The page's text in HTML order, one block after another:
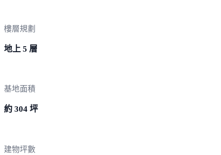
樓層規劃
地上 5 層
基地面積
約 304 坪
建物坪數